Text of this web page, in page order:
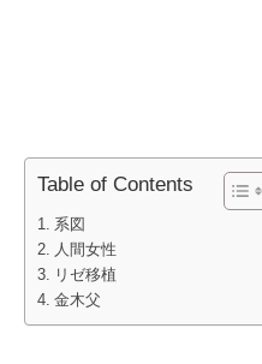
Table of Contents
系図
人間女性
リゼ移植
金木父